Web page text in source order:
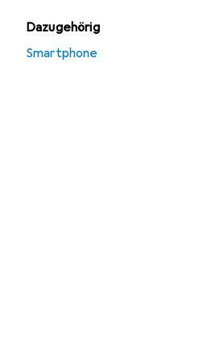
Dazugehörig
Smartphone